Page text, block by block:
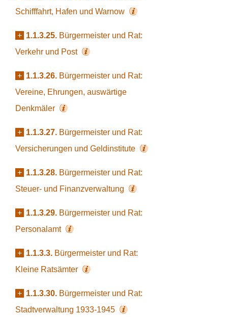
Schifffahrt, Hafen und Warnow
+ 1.1.3.25. Bürgermeister und Rat:
Verkehr und Post
+ 1.1.3.26. Bürgermeister und Rat:
Vereine, Ehrungen, auswärtige
Denkmäler
+ 1.1.3.27. Bürgermeister und Rat:
Versicherungen und Geldinstitute
+ 1.1.3.28. Bürgermeister und Rat:
Steuer- und Finanzverwaltung
+ 1.1.3.29. Bürgermeister und Rat:
Personalamt
+ 1.1.3.3. Bürgermeister und Rat:
Kleine Ratsämter
+ 1.1.3.30. Bürgermeister und Rat:
Stadtverwaltung 1933-1945